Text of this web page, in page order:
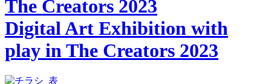
The Creators 2023
Digital Art Exhibition with
play in The Creators 2023